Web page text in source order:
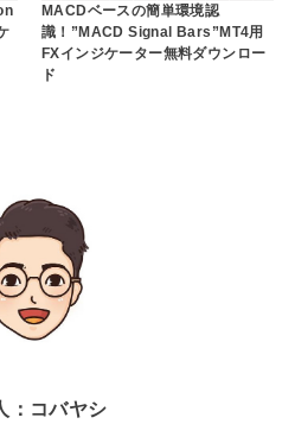
MACDベースの簡単環境認
識！”MACD Signal Bars”MT4用
FXインジケーター無料ダウンロー
ド
：コバヤシ